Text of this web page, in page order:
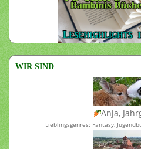
WIR SIND
Anja,
Lieblingsgenres: Fantasy,